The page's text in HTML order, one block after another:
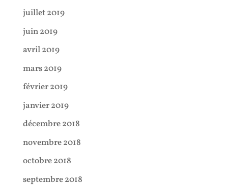
juillet 2019
juin 2019
avril 2019
mars 2019
février 2019
janvier 2019
décembre 2018
novembre 2018
octobre 2018
septembre 2018